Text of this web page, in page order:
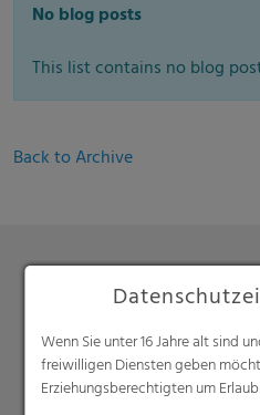
No blog posts
This list contains no blog
Back to Archive
Wenn Sie unter 16 Jahre alt sind
freiwilligen Diensten geben
Erziehungsberechtigten um
Produkte
Barrierefolien
Compounds